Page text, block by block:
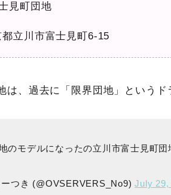
見町団地
都立川市富士見町6-15
は、過去に「限界団地」という
のモデルになったの立川市富士見町団
つき (@OVSERVERS_No9)July 29,